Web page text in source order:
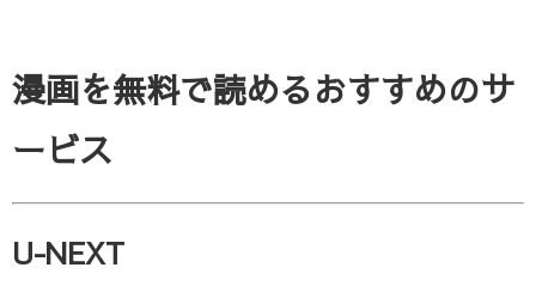
漫画を無料で読めるおすすめのサ
ービス
U-NEXT